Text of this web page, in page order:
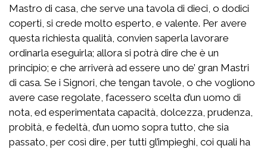
Mastro di casa, che serve una tavola di dieci, o dodici
coperti, si crede molto esperto, e valente. Per avere
questa richiesta qualità, convien saperla lavorare
ordinarla eseguirla; allora si potrà dire che è un
principio; e che arriverà ad essere uno de’ gran Mastri
di casa. Se i Signori, che tengan tavole, o che vogliono
avere case regolate, facessero scelta d’un uomo di
nota, ed esperimentata capacità, dolcezza, prudenza,
probità, e fedeltà, d’un uomo sopra tutto, che sia
passato, per così dire, per tutti gl’impieghi, coi quali ha